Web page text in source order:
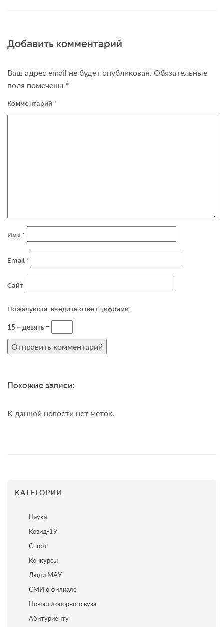
Добавить комментарий
Ваш адрес email не будет опубликован. Обязательные
поля помечены *
Комментарий *
Имя *
Email *
Сайт
Пожалуйста, введите ответ цифрами:
15 − девять =
Похожие записи:
К данной новости нет меток.
КАТЕГОРИИ
Наука
Ковид-19
Спорт
Конкурсы
Люди МАУ
СМИ о филиале
Новости опорного вуза
Абитуриенту